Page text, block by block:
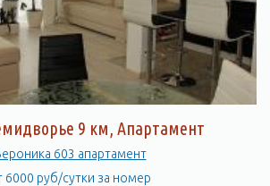
9 км, Апартамент
603 апартамент
6000 руб/сутки за номер